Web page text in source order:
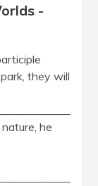
-
they will
he